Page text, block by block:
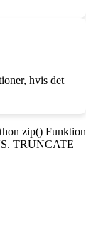
hvis det
zip() Funktion
TRUNCATE